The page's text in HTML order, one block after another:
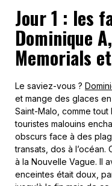
Jour 1 : les
Dominique
Memorials
Le saviez-vous ?
et mange des glaces
Saint-Malo, comme
touristes malouins
obscurs face à des
transats, dos à l’océan.
à la Nouvelle Vague. Il
enceintes était doux,